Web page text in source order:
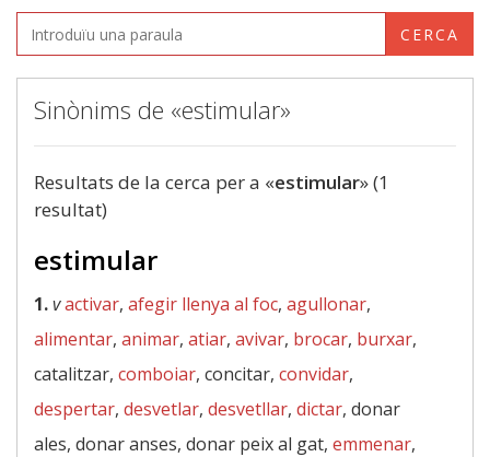
CERCA
Sinònims de «estimular»
Resultats de la cerca per a «estimular» (1
resultat)
estimular
1.vactivar, afegir llenya al foc, agullonar,
alimentar, animar, atiar, avivar, brocar, burxar,
catalitzar, comboiar, concitar, convidar,
despertar, desvetlar, desvetllar, dictar, donar
ales, donar anses, donar peix al gat, emmenar,